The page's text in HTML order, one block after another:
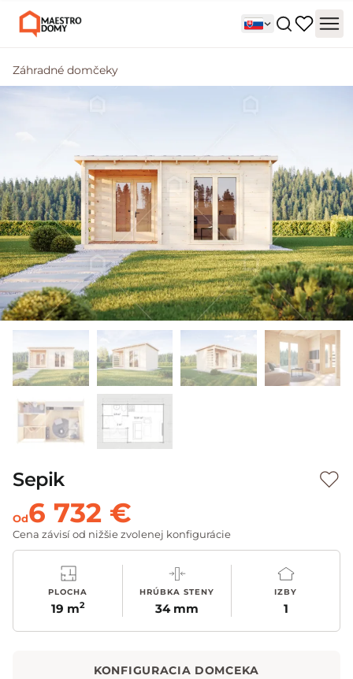
Záhradné domčeky
Sepik
Od6 732 €
Cena závisí od nižšie zvolenej konfigurácie
PLOCHA
19 m2
HRÚBKA STENY
34 mm
IZBY
1
KONFIGURACIA DOMCEKA